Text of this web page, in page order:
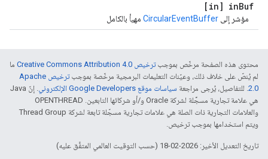
[in] inBuf
مؤشر إلى CircularEventBuffer مهيأ بالكامل
محتوى هذه الصفحة مرخّص بموجبترخيص Creative Commons Attribution 4.0‏
ما
لم يُنصّ على خلاف ذلك، وعيّنات التعليمات البرمجية مرخّصة بموجب
ترخيص Apache
2.0‏. للتفاصيل، يُرجى مراجعة سياسات موقع Google Developers الإلكتروني
. إنّ Java
هي علامة تجارية مسجَّلة لشركة Oracle و/أو شركائها التابعين. ‫OPENTHREAD
والعلامات التجارية ذات الصلة هي علامات تجارية مسجّلة تابعة لشركة Thread Group
ويتم استخدامها بموجب ترخيص.
تاريخ التعديل الأخير: 2026-02-18 (حسب التوقيت العالمي المتفَّق عليه)